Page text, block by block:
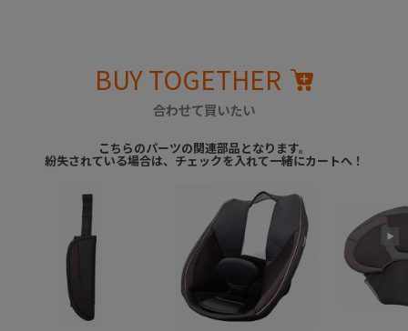
BUY TOGETHER
合わせて買いたい
こちらのパーツの関連部品となります。
紛失されている場合は、チェックを入れて一緒にカートへ！